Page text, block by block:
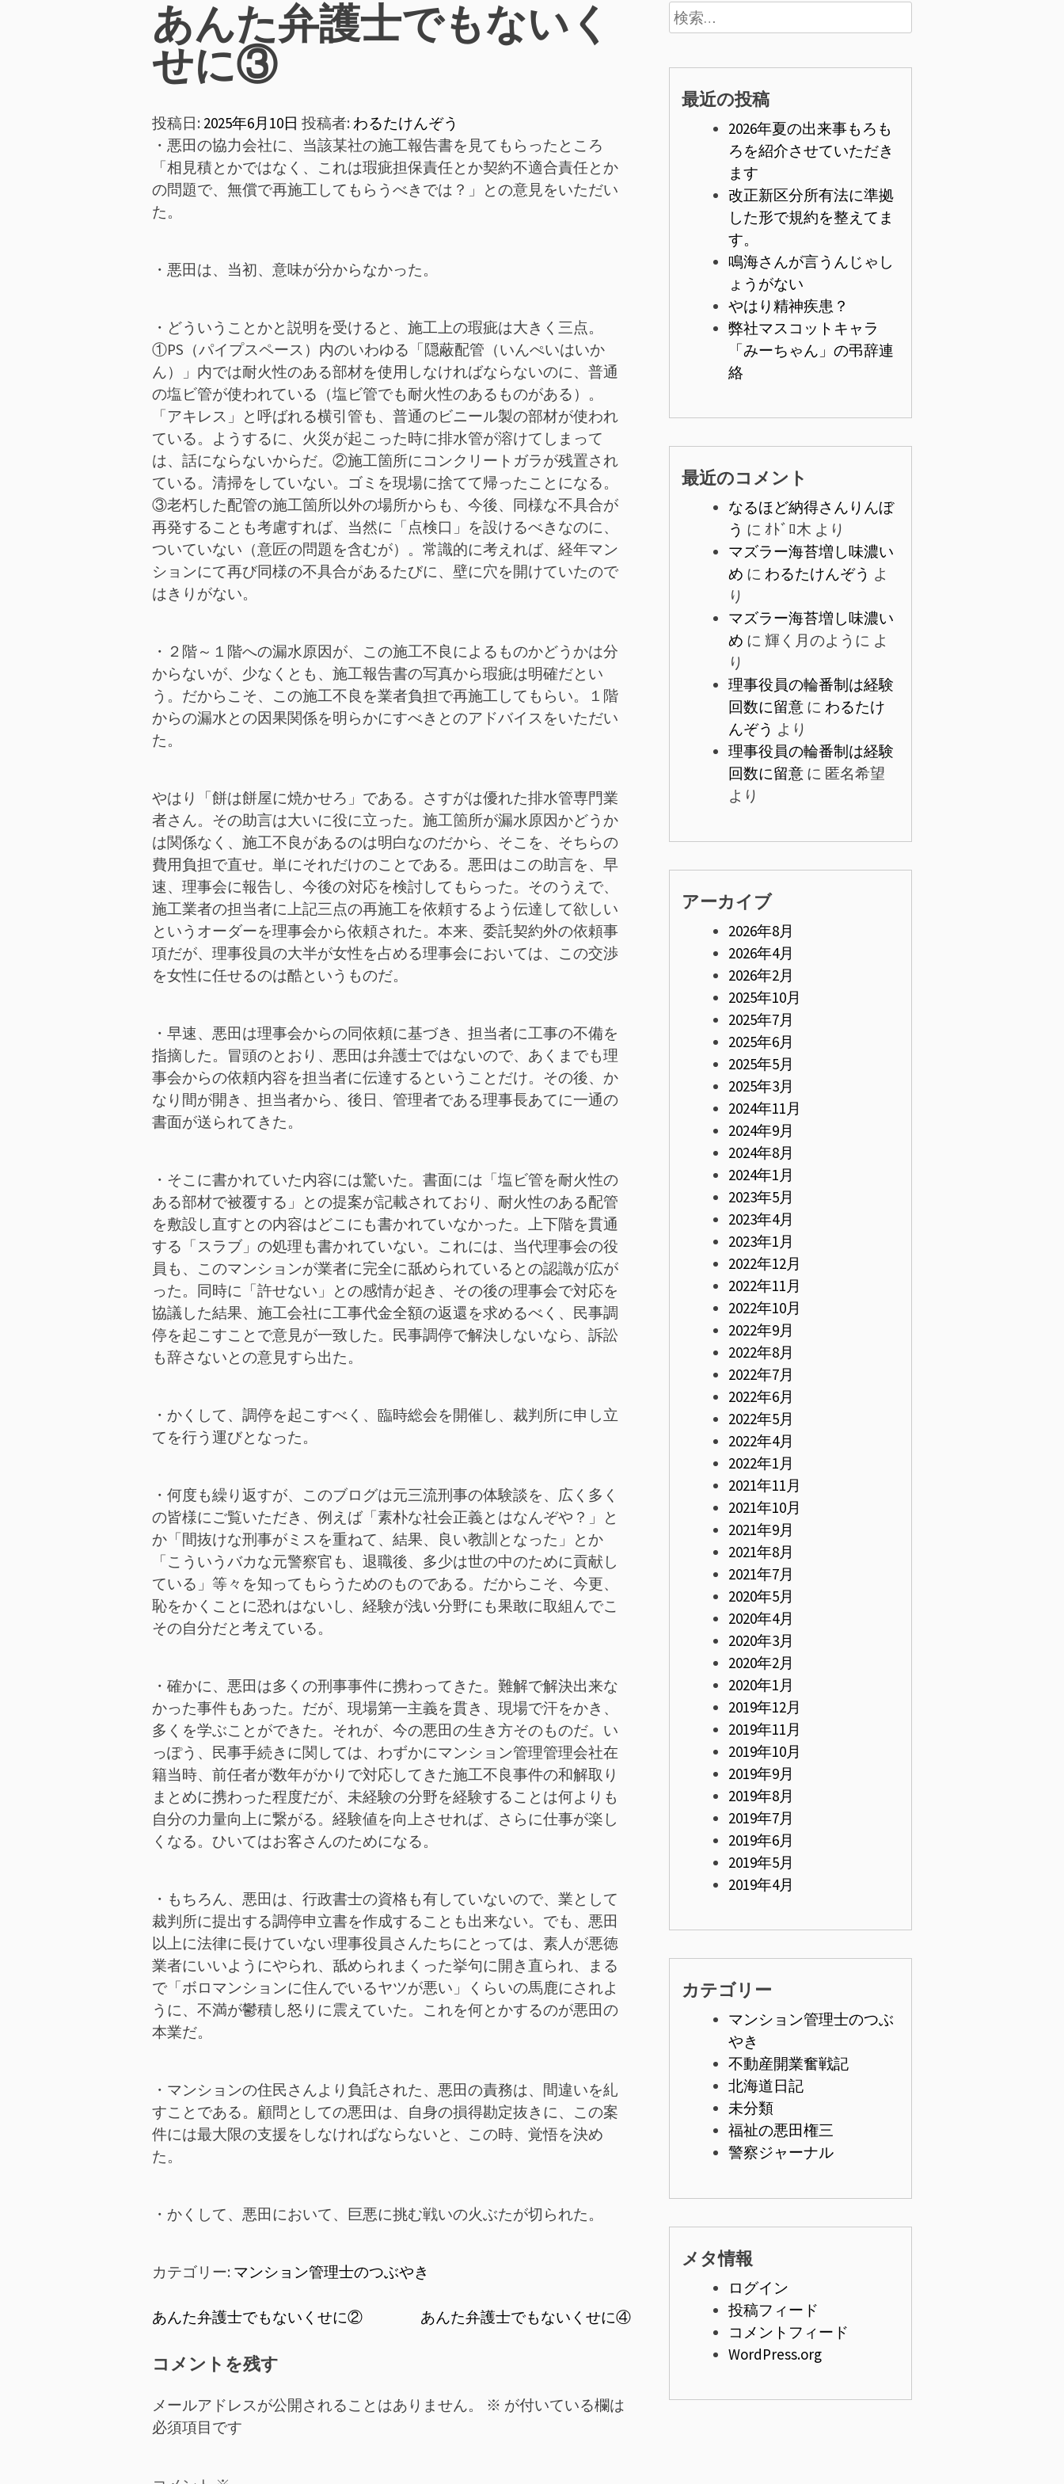
ン
メ
ニ
ュ
ー
あんた弁護士でもないく
せに③
投稿日: 2025年6月10日 投稿者: わるたけんぞう
・悪田の協力会社に、当該某社の施工報告書を見てもらったところ
「相見積とかではなく、これは瑕疵担保責任とか契約不適合責任とか
の問題で、無償で再施工してもらうべきでは？」との意見をいただい
た。
・悪田は、当初、意味が分からなかった。
・どういうことかと説明を受けると、施工上の瑕疵は大きく三点。
①PS（パイプスペース）内のいわゆる「隠蔽配管（いんぺいはいか
ん）」内では耐火性のある部材を使用しなければならないのに、普通
の塩ビ管が使われている（塩ビ管でも耐火性のあるものがある）。
「アキレス」と呼ばれる横引管も、普通のビニール製の部材が使われ
ている。ようするに、火災が起こった時に排水管が溶けてしまって
は、話にならないからだ。②施工箇所にコンクリートガラが残置され
ている。清掃をしていない。ゴミを現場に捨てて帰ったことになる。
③老朽した配管の施工箇所以外の場所からも、今後、同様な不具合が
再発することも考慮すれば、当然に「点検口」を設けるべきなのに、
ついていない（意匠の問題を含むが）。常識的に考えれば、経年マン
ションにて再び同様の不具合があるたびに、壁に穴を開けていたので
はきりがない。
・２階～１階への漏水原因が、この施工不良によるものかどうかは分
からないが、少なくとも、施工報告書の写真から瑕疵は明確だとい
う。だからこそ、この施工不良を業者負担で再施工してもらい。１階
からの漏水との因果関係を明らかにすべきとのアドバイスをいただい
た。
やはり「餅は餅屋に焼かせろ」である。さすがは優れた排水管専門業
者さん。その助言は大いに役に立った。施工箇所が漏水原因かどうか
は関係なく、施工不良があるのは明白なのだから、そこを、そちらの
費用負担で直せ。単にそれだけのことである。悪田はこの助言を、早
速、理事会に報告し、今後の対応を検討してもらった。そのうえで、
施工業者の担当者に上記三点の再施工を依頼するよう伝達して欲しい
というオーダーを理事会から依頼された。本来、委託契約外の依頼事
項だが、理事役員の大半が女性を占める理事会においては、この交渉
を女性に任せるのは酷というものだ。
・早速、悪田は理事会からの同依頼に基づき、担当者に工事の不備を
指摘した。冒頭のとおり、悪田は弁護士ではないので、あくまでも理
事会からの依頼内容を担当者に伝達するということだけ。その後、か
なり間が開き、担当者から、後日、管理者である理事長あてに一通の
書面が送られてきた。
・そこに書かれていた内容には驚いた。書面には「塩ビ管を耐火性の
ある部材で被覆する」との提案が記載されており、耐火性のある配管
を敷設し直すとの内容はどこにも書かれていなかった。上下階を貫通
する「スラブ」の処理も書かれていない。これには、当代理事会の役
員も、このマンションが業者に完全に舐められているとの認識が広が
った。同時に「許せない」との感情が起き、その後の理事会で対応を
協議した結果、施工会社に工事代金全額の返還を求めるべく、民事調
停を起こすことで意見が一致した。民事調停で解決しないなら、訴訟
も辞さないとの意見すら出た。
・かくして、調停を起こすべく、臨時総会を開催し、裁判所に申し立
てを行う運びとなった。
・何度も繰り返すが、このブログは元三流刑事の体験談を、広く多く
の皆様にご覧いただき、例えば「素朴な社会正義とはなんぞや？」と
か「間抜けな刑事がミスを重ねて、結果、良い教訓となった」とか
「こういうバカな元警察官も、退職後、多少は世の中のために貢献し
ている」等々を知ってもらうためのものである。だからこそ、今更、
恥をかくことに恐れはないし、経験が浅い分野にも果敢に取組んでこ
その自分だと考えている。
・確かに、悪田は多くの刑事事件に携わってきた。難解で解決出来な
かった事件もあった。だが、現場第一主義を貫き、現場で汗をかき、
多くを学ぶことができた。それが、今の悪田の生き方そのものだ。い
っぽう、民事手続きに関しては、わずかにマンション管理管理会社在
籍当時、前任者が数年がかりで対応してきた施工不良事件の和解取り
まとめに携わった程度だが、未経験の分野を経験することは何よりも
自分の力量向上に繋がる。経験値を向上させれば、さらに仕事が楽し
くなる。ひいてはお客さんのためになる。
・もちろん、悪田は、行政書士の資格も有していないので、業として
裁判所に提出する調停申立書を作成することも出来ない。でも、悪田
以上に法律に長けていない理事役員さんたちにとっては、素人が悪徳
業者にいいようにやられ、舐められまくった挙句に開き直られ、まる
で「ボロマンションに住んでいるヤツが悪い」くらいの馬鹿にされよ
うに、不満が鬱積し怒りに震えていた。これを何とかするのが悪田の
本業だ。
・マンションの住民さんより負託された、悪田の責務は、間違いを糺
すことである。顧問としての悪田は、自身の損得勘定抜きに、この案
件には最大限の支援をしなければならないと、この時、覚悟を決め
た。
・かくして、悪田において、巨悪に挑む戦いの火ぶたが切られた。
カテゴリー: マンション管理士のつぶやき
投
稿
ビ
あんた弁護士でもないくせに② あんた弁護士でもないくせに④
コメントを残す
メールアドレスが公開されることはありません。 ※ が付いている欄は
必須項目です
検
索:
最近の投稿
2026年夏の出来事もろも
ろを紹介させていただき
ます
改正新区分所有法に準拠
した形で規約を整えてま
す。
鳴海さんが言うんじゃし
ょうがない
やはり精神疾患？
弊社マスコットキャラ
「みーちゃん」の弔辞連
絡
最近のコメント
なるほど納得さんりんぼ
う に ｵﾄﾞﾛ木 より
マズラー海苔増し味濃い
め に わるたけんぞう よ
り
マズラー海苔増し味濃い
め に 輝く月のように よ
り
理事役員の輪番制は経験
回数に留意に わるたけ
んぞう より
理事役員の輪番制は経験
回数に留意に 匿名希望
より
アーカイブ
2026年8月
2026年4月
2026年2月
2025年10月
2025年7月
2025年6月
2025年5月
2025年3月
2024年11月
2024年9月
2024年8月
2024年1月
2023年5月
2023年4月
2023年1月
2022年12月
2022年11月
2022年10月
2022年9月
2022年8月
2022年7月
2022年6月
2022年5月
2022年4月
2022年1月
2021年11月
2021年10月
2021年9月
2021年8月
2021年7月
2020年5月
2020年4月
2020年3月
2020年2月
2020年1月
2019年12月
2019年11月
2019年10月
2019年9月
2019年8月
2019年7月
2019年6月
2019年5月
2019年4月
カテゴリー
マンション管理士のつぶ
やき
不動産開業奮戦記
北海道日記
未分類
福祉の悪田権三
警察ジャーナル
メタ情報
ログイン
投稿フィード
コメントフィード
WordPress.org